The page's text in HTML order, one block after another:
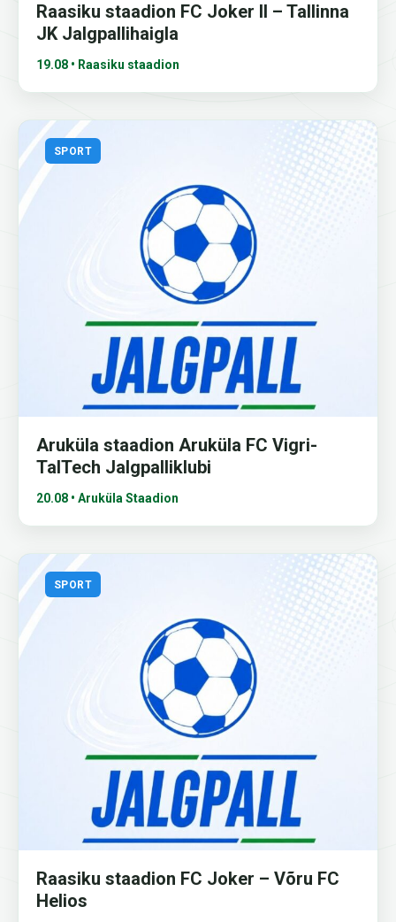
Raasiku staadion FC Joker II – Tallinna
JK Jalgpallihaigla
19.08 • Raasiku staadion
SPORT
Aruküla staadion Aruküla FC Vigri-
TalTech Jalgpalliklubi
20.08 • Aruküla Staadion
SPORT
Raasiku staadion FC Joker – Võru FC
Helios